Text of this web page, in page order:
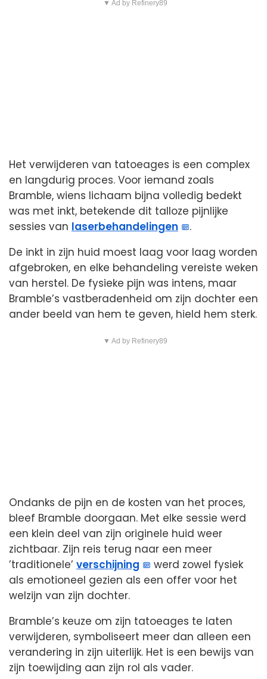
▼ Ad by Refinery89
Het verwijderen van tatoeages is een complex
en langdurig proces. Voor iemand zoals
Bramble, wiens lichaam bijna volledig bedekt
was met inkt, betekende dit talloze pijnlijke
sessies van laserbehandelingen
.
De inkt in zijn huid moest laag voor laag worden
afgebroken, en elke behandeling vereiste weken
van herstel. De fysieke pijn was intens, maar
Bramble’s vastberadenheid om zijn dochter een
ander beeld van hem te geven, hield hem sterk.
▼ Ad by Refinery89
Ondanks de pijn en de kosten van het proces,
bleef Bramble doorgaan. Met elke sessie werd
een klein deel van zijn originele huid weer
zichtbaar. Zijn reis terug naar een meer
’traditionele’ verschijning
werd zowel fysiek
als emotioneel gezien als een offer voor het
welzijn van zijn dochter.
Bramble’s keuze om zijn tatoeages te laten
verwijderen, symboliseert meer dan alleen een
verandering in zijn uiterlijk. Het is een bewijs van
zijn toewijding aan zijn rol als vader.